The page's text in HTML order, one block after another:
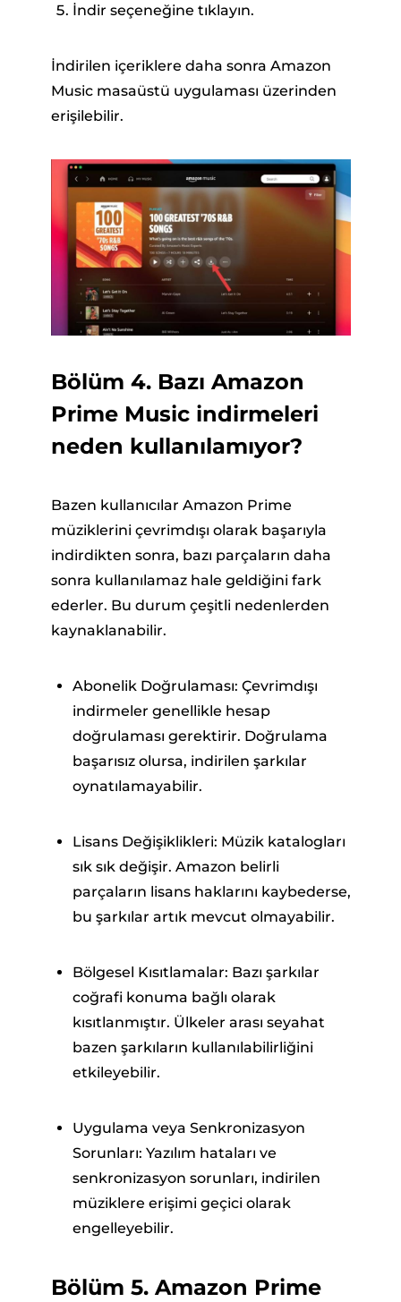
İndir seçeneğine tıklayın.
İndirilen içeriklere daha sonra Amazon
Music masaüstü uygulaması üzerinden
erişilebilir.
Bölüm 4. Bazı Amazon
Prime Music indirmeleri
neden kullanılamıyor?
Bazen kullanıcılar Amazon Prime
müziklerini çevrimdışı olarak başarıyla
indirdikten sonra, bazı parçaların daha
sonra kullanılamaz hale geldiğini fark
ederler. Bu durum çeşitli nedenlerden
kaynaklanabilir.
Abonelik Doğrulaması: Çevrimdışı
indirmeler genellikle hesap
doğrulaması gerektirir. Doğrulama
başarısız olursa, indirilen şarkılar
oynatılamayabilir.
Lisans Değişiklikleri: Müzik katalogları
sık sık değişir. Amazon belirli
parçaların lisans haklarını kaybederse,
bu şarkılar artık mevcut olmayabilir.
Bölgesel Kısıtlamalar: Bazı şarkılar
coğrafi konuma bağlı olarak
kısıtlanmıştır. Ülkeler arası seyahat
bazen şarkıların kullanılabilirliğini
etkileyebilir.
Uygulama veya Senkronizasyon
Sorunları: Yazılım hataları ve
senkronizasyon sorunları, indirilen
müziklere erişimi geçici olarak
engelleyebilir.
Bölüm 5. Amazon Prime